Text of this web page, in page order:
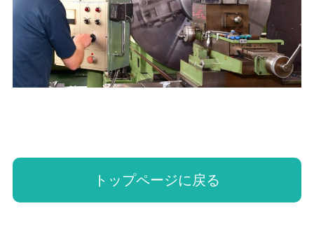
トップページに戻る